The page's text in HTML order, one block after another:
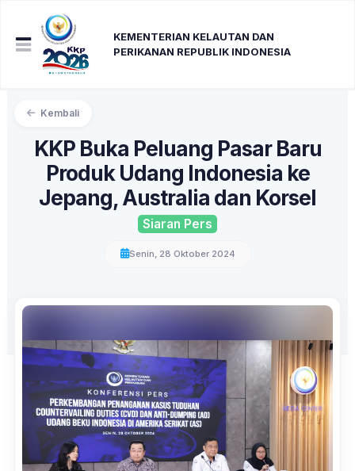
KEMENTERIAN KELAUTAN DAN
PERIKANAN REPUBLIK INDONESIA
Kembali
KKP Buka Peluang Pasar Baru
Produk Udang Indonesia ke
Jepang, Australia dan Korsel
Siaran Pers
Senin, 28 Oktober 2024